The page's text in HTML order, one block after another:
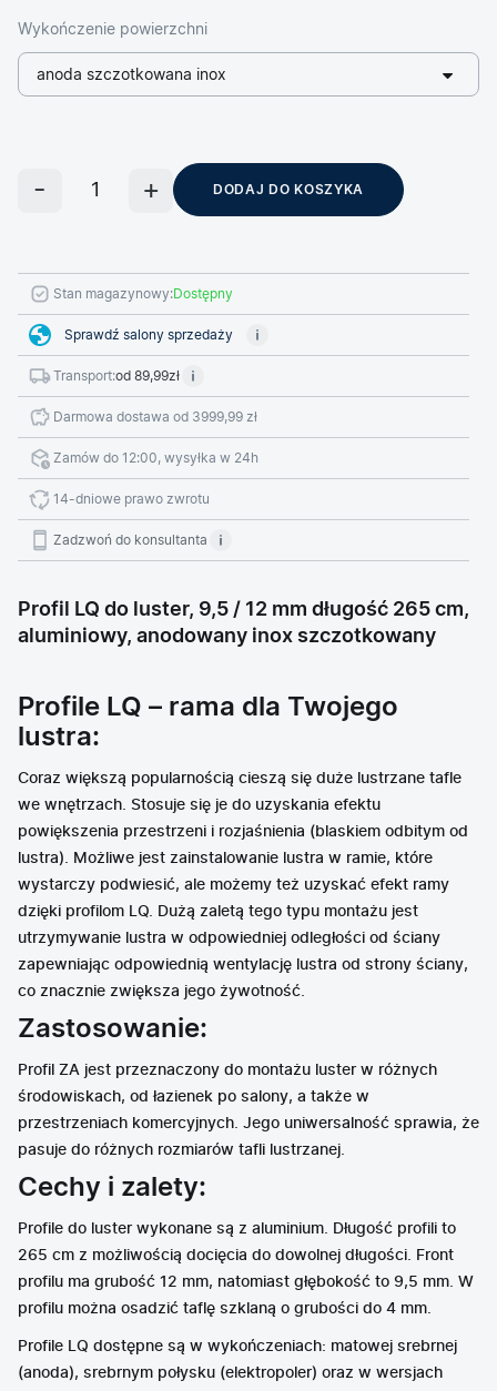
Wykończenie powierzchni
anoda szczotkowana inox
DODAJ DO KOSZYKA
Stan magazynowy:Dostępny
Sprawdź salony sprzedaży
Transport:od 89,99zł
Darmowa dostawa od 3999,99 zł
Zamów do 12:00, wysyłka w 24h
14-dniowe prawo zwrotu
Zadzwoń do konsultanta
Profil LQ do luster, 9,5 / 12 mm długość 265 cm,
aluminiowy, anodowany inox szczotkowany
Profile LQ – rama dla Twojego
lustra:
Coraz większą popularnością cieszą się duże lustrzane tafle
we wnętrzach. Stosuje się je do uzyskania efektu
powiększenia przestrzeni i rozjaśnienia (blaskiem odbitym od
lustra). Możliwe jest zainstalowanie lustra w ramie, które
wystarczy podwiesić, ale możemy też uzyskać efekt ramy
dzięki profilom LQ. Dużą zaletą tego typu montażu jest
utrzymywanie lustra w odpowiedniej odległości od ściany
zapewniając odpowiednią wentylację lustra od strony ściany,
co znacznie zwiększa jego żywotność.
Zastosowanie:
Profil ZA jest przeznaczony do montażu luster w różnych
środowiskach, od łazienek po salony, a także w
przestrzeniach komercyjnych. Jego uniwersalność sprawia, że
pasuje do różnych rozmiarów tafli lustrzanej.
Cechy i zalety:
Profile do luster wykonane są z aluminium. Długość profili to
265 cm z możliwością docięcia do dowolnej długości. Front
profilu ma grubość 12 mm, natomiast głębokość to 9,5 mm. W
profilu można osadzić taflę szklaną o grubości do 4 mm.
Profile LQ dostępne są w wykończeniach: matowej srebrnej
(anoda), srebrnym połysku (elektropoler) oraz w wersjach